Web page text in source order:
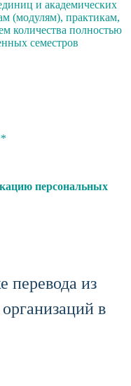
и академических
(модулям), практикам,
количества полностью
семестров
персональных
перевода из
в